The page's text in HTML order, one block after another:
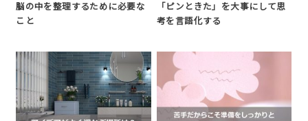
脳の中を整理するために必要な
こと
「ピンときた」を大事にして思
考を言語化する